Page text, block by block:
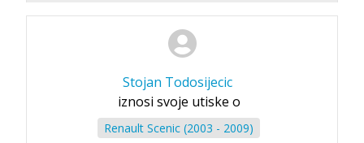
Stojan Todosijecic
iznosi svoje utiske o
Renault Scenic (2003 - 2009)